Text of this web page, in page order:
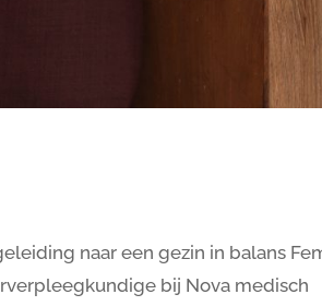
naar een gezin in balans
bij Nova medisch